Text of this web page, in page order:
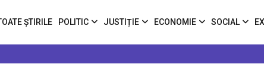
ȘTIRILE POLITIC JUSTIȚIE ECONOMIE SOCIAL